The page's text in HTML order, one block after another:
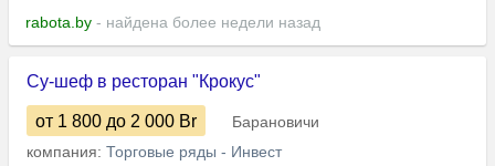
rabota.by - найдена более недели назад
Су-шеф в ресторан "Крокус"
от 1 800 до 2 000 Br
Барановичи
компания: Торговые ряды - Инвест